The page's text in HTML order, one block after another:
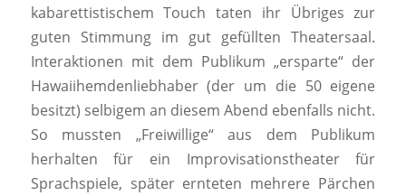
kabarettistischem Touch taten ihr Übriges zur
guten Stimmung im gut gefüllten Theatersaal.
Interaktionen mit dem Publikum „ersparte“ der
Hawaiihemdenliebhaber (der um die 50 eigene
besitzt) selbigem an diesem Abend ebenfalls nicht.
So mussten „Freiwillige“ aus dem Publikum
herhalten für ein Improvisationstheater für
Sprachspiele, später ernteten mehrere Pärchen